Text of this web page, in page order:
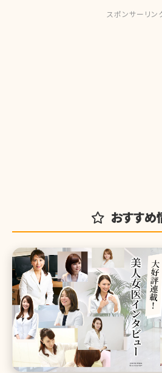
スポンサーリン
おすすめ